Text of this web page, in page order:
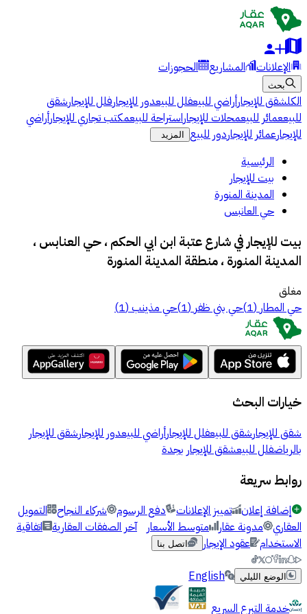
الإعلانات المشاريع الحجوزات
بحث
الكلشقق للإيجارأراضي للبيعفلل للبيعدور للإيجارفلل للإيجارشقق
للبيععمائر للبيعمحلات للإيجاراستراحة للبيعمكتب تجاري للإيجارأراضي
للإيجارعمائر للإيجاردور للبيع المزيد
الرئيسية
بيت للإيجار
المدينة المنورة
حي العانبس
بيت للإيجار في شارع عتبة ابن ابي الحكم ، حي العنابس ،
المدينة المنورة ، منطقة المدينة المنورة
مغلق
حي المطار (
1
)حي بني ظفر (
1
)حي مذينب(
1
)
خيارات البحث
شقق للإيجارشقق للبيعفلل للإيجارأراضي للبيعدور للإيجارشقق للإيجار
بالرياضفلل للبيعشقق للإيجار بجدة
روابط سريعة
إضافة إعلان تمييز الإعلانات دفع الرسوم شركاء النجاح التمويل
العقاري مدونة عقار متوسط الأسعار آخر الصفقات العقارية اتفاقية
الاستخدام عقود الإيجار اتصل بنا
الوضع الليلي
English
خدمة التبرع السريع